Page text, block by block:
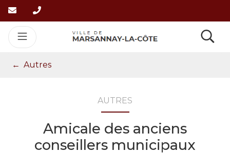
Aller
au
contenu
Autres
AUTRES
Amicale des anciens
conseillers municipaux